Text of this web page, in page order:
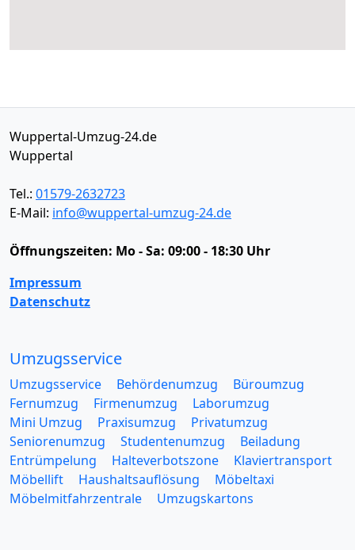
Wuppertal-Umzug-24.de
Wuppertal
Tel.: 01579-2632723
E-Mail: info@wuppertal-umzug-24.de
Öffnungszeiten: Mo - Sa: 09:00 - 18:30 Uhr
Impressum
Datenschutz
Umzugsservice
Umzugsservice Behördenumzug
Büroumzug
Fernumzug
Firmenumzug
Laborumzug
Mini Umzug
Praxisumzug
Privatumzug
Seniorenumzug
Studentenumzug
Beiladung
Entrümpelung
Halteverbotszone
Klaviertransport
Möbellift
Haushaltsauflösung
Möbeltaxi
Möbelmitfahrzentrale
Umzugskartons